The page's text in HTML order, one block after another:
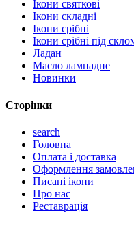
Ікони святкові
Ікони складні
Ікони срібні
Ікони срібні під
Ладан
Масло лампадне
Новинки
Сторінки
search
Головна
Оплата і доставка
Оформлення
Писані ікони
Про нас
Реставрація